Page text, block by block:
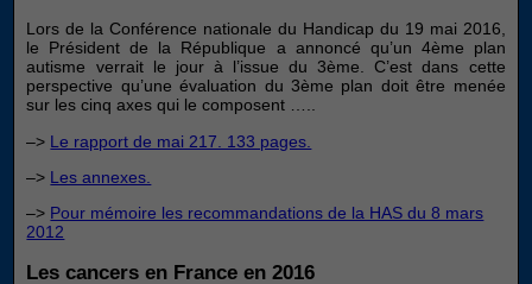
Lors de la Conférence nationale du Handicap du 19 mai 2016,
le Président de la République a annoncé qu’un 4ème plan
autisme verrait le jour à l’issue du 3ème. C’est dans cette
perspective qu’une évaluation du 3ème plan doit être menée
sur les cinq axes qui le composent …..
–> Le rapport de mai 217. 133 pages.
–> Les annexes.
–> Pour mémoire les recommandations de la HAS du 8 mars
2012
Les cancers en France en 2016